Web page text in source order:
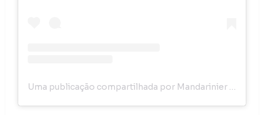
Uma publicação compartilhada por Mandarinier (@mandarinier)